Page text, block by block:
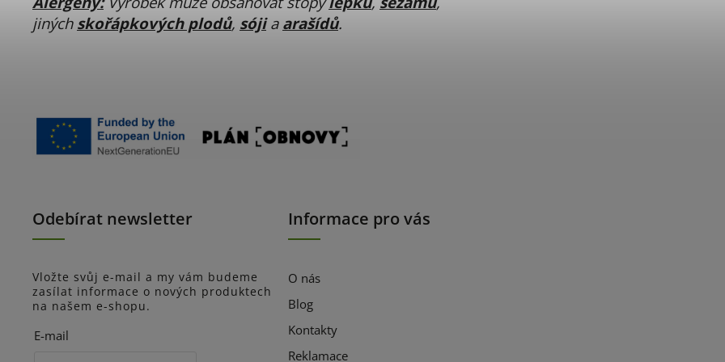
jiných skořápkových plodů, sójia arašídů.
Odebírat newsletter
Vložte svůj e-mail a my vám budeme
zasílat informace o nových produktech
na našem e-shopu.
E-mail
Informace pro vás
O nás
Blog
Kontakty
Reklamace